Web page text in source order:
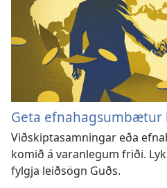
Geta
Viðskiptasamningar eða
komið á varanlegum friði.
fylgja leiðsögn Guðs.